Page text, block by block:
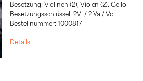
Besetzung: Violinen (2), Violen (2), Cello
Besetzungsschlüssel: 2Vl / 2 Va / Vc
Bestellnummer: 1000817
Details